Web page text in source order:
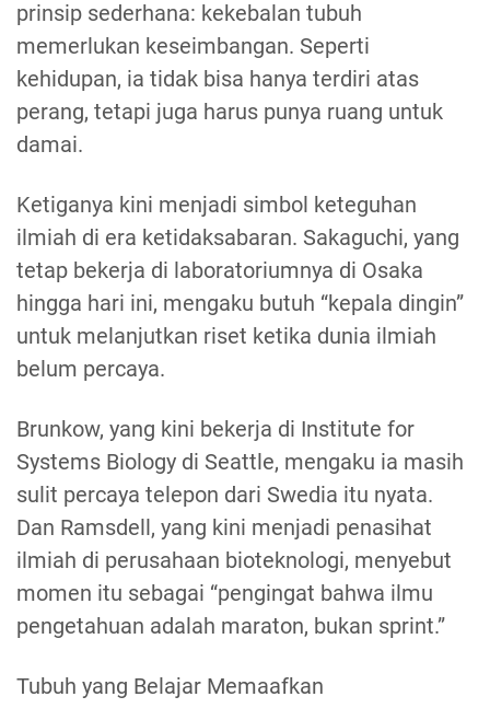
prinsip sederhana: kekebalan tubuh
memerlukan keseimbangan. Seperti
kehidupan, ia tidak bisa hanya terdiri atas
perang, tetapi juga harus punya ruang untuk
damai.
Ketiganya kini menjadi simbol keteguhan
ilmiah di era ketidaksabaran. Sakaguchi, yang
tetap bekerja di laboratoriumnya di Osaka
hingga hari ini, mengaku butuh “kepala dingin”
untuk melanjutkan riset ketika dunia ilmiah
belum percaya.
Brunkow, yang kini bekerja di Institute for
Systems Biology di Seattle, mengaku ia masih
sulit percaya telepon dari Swedia itu nyata.
Dan Ramsdell, yang kini menjadi penasihat
ilmiah di perusahaan bioteknologi, menyebut
momen itu sebagai “pengingat bahwa ilmu
pengetahuan adalah maraton, bukan sprint.”
Tubuh yang Belajar Memaafkan